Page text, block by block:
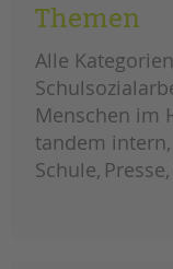
soziale
kürzungen
im
haushalt
Themen
Alle Kategorien
Menschen im
tandem intern
Schule Presse